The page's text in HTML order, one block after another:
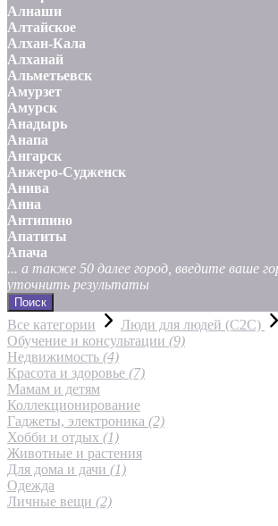
Алнаши
Алтайское
Алхан-Кала
Алханай
Альметьевск
Амурзет
Амурск
Анадырь
Анапа
Ангарск
Анжеро-Судженск
Анива
Анна
Антипино
Апатиты
Апача
... а также 50 далее город, введите ваше
уточнить результаты
Поиск
Все категории Люди для людей (С2С)
Обучение и консультации (9)
Недвижимость (4)
Красота и здоровье (7)
Мамам и детям
Коллекционирование
Гаджеты, электроника (2)
Хобби и отдых (1)
Животные и растения
Для дома и дачи (1)
Одежда
Личные вещи (2)